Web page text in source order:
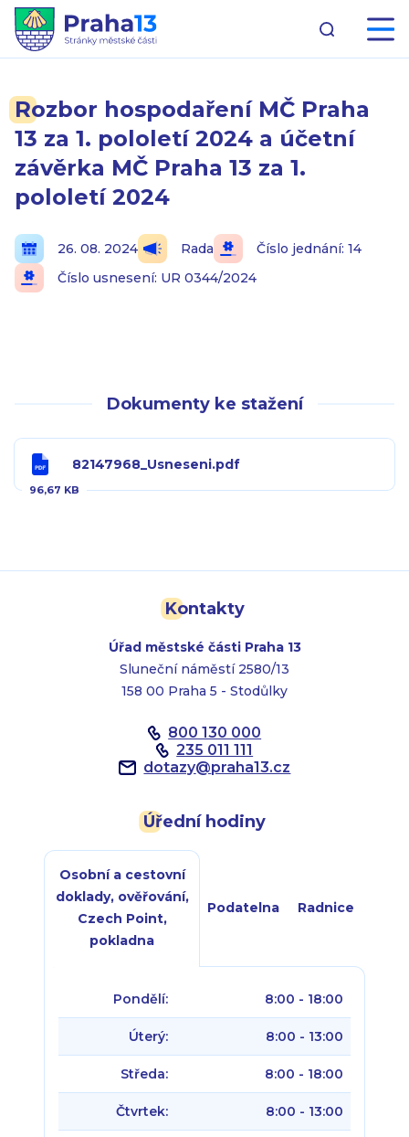
Rozbor hospodaření MČ Praha
13 za 1. pololetí 2024 a účetní
závěrka MČ Praha 13 za 1.
pololetí 2024
26. 08. 2024 Rada
Číslo jednání: 14
Číslo usnesení: UR 0344/2024
Dokumenty ke stažení
82147968_Usneseni.pdf
96,67 KB
Kontakty
Úřad městské části Praha 13
Sluneční náměstí 2580/13
158 00 Praha 5 - Stodůlky
800 130 000
235 011 111
dotazy@praha13.cz
Úřední hodiny
Osobní a cestovní
doklady, ověřování,
Czech Point,
pokladna
Podatelna Radnice
Pondělí: 8:00 - 18:00
Úterý: 8:00 - 13:00
Středa: 8:00 - 18:00
Čtvrtek: 8:00 - 13:00